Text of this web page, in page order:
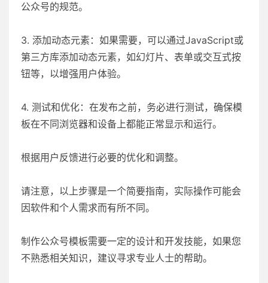
公众号的规范。
3. 添加动态元素：如果需要，可以通过JavaScript或
第三方库添加动态元素，如幻灯片、表单或交互式按
钮等，以增强用户体验。
4. 测试和优化：在发布之前，务必进行测试，确保模
板在不同浏览器和设备上都能正常显示和运行。
根据用户反馈进行必要的优化和调整。
请注意，以上步骤是一个简要指南，实际操作可能会
因软件和个人需求而有所不同。
制作公众号模板需要一定的设计和开发技能，如果您
不熟悉相关知识，建议寻求专业人士的帮助。